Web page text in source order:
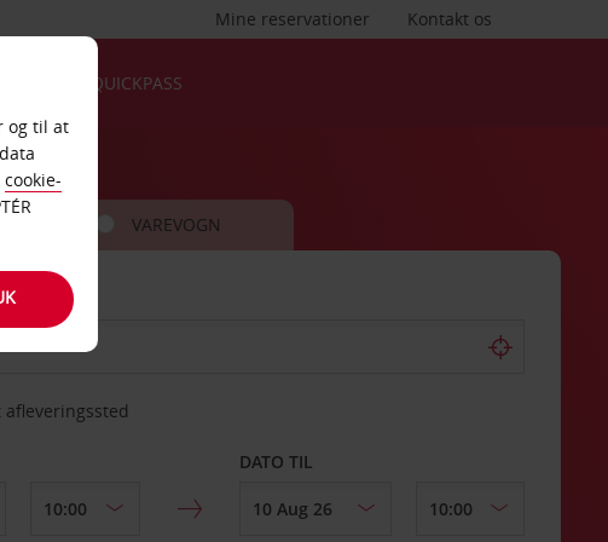
Kontakt os
Mine reservationer
QUICKPASS
VAREVOGN
DATO TIL
og til at
cookie-